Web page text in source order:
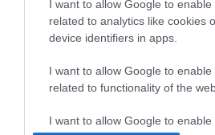
I want to allow Google to enable
related to analytics like cookies
device identifiers in apps.
I want to allow Google to enable
related to functionality of the
I want to allow Google to enable
Σ. Καλαφάτης: «Η
Τεχνητή Νοημοσύνη
δεν είναι απλώς μια
μια νέα βιομηχανική
επανάσταση»
31.07.2026
για τη χρηματοδότηση